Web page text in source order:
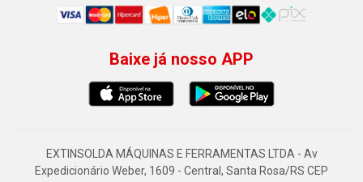
Baixe já nosso APP
EXTINSOLDA MÁQUINAS E FERRAMENTAS LTDA - Av
Expedicionário Weber, 1609 - Central, Santa Rosa/RS CEP